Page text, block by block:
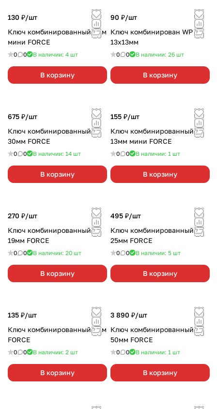
130 ₽/шт
Ключ комбинированный 9мм
мини FORCE
0 0 В наличии: 4 шт
В корзину
90 ₽/шт
Ключ комбинирован WP
13х13мм
0 0 В наличии: 26 шт
В корзину
675 ₽/шт
Ключ комбинированный
30мм FORCE
0 0 В наличии: 14 шт
В корзину
155 ₽/шт
Ключ комбинированный
13мм мини FORCE
0 0 В наличии: 1 шт
В корзину
270 ₽/шт
Ключ комбинированный
19мм FORCE
0 0 В наличии: 20 шт
В корзину
495 ₽/шт
Ключ комбинированный
25мм FORCE
0 0 В наличии: 5 шт
В корзину
135 ₽/шт
Ключ комбинированный 9мм
FORCE
0 0 В наличии: 2 шт
В корзину
3 890 ₽/шт
Ключ комбинированный
50мм FORCE
0 0 В наличии: 1 шт
В корзину